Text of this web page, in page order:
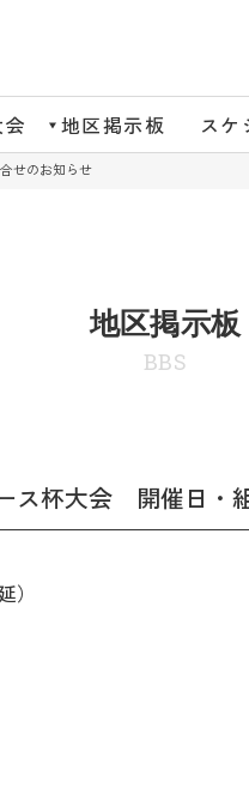
地区掲示板 スケ
せのお知らせ
地区掲示板
BBS
ス杯大会 開催日・